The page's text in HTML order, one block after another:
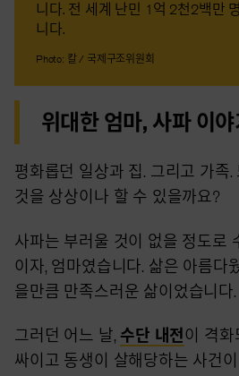
니다. 전 세계 난민 1억 2천2백만
니다.
Photo: 칼 / 국제구조위원회
위대한 엄마, 사파 이야
평화롭던 일상과 집. 그리고 가족
것을 상상이나 할 수 있을까요?
사파는 부러울 것이 없을 정도로
이자, 엄마였습니다. 삶은 아름다
을만큼 만족스러운 삶이었습니다.
그러던 어느 날, 수단 내전이 격화
싸이고 동생이 살해당하는 사건